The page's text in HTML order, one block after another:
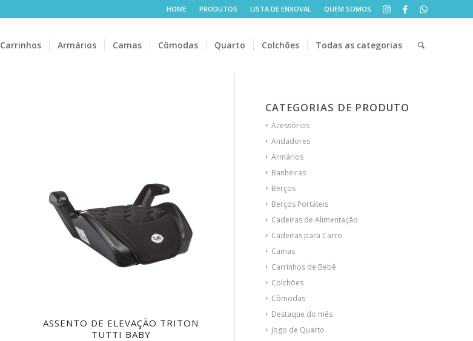
HOME PRODUTOS LISTA DE ENXOVAL QUEM SOMOS
Carrinhos Armários Camas Cômodas Quarto Colchões Todas as categorias
ASSENTO DE ELEVAÇÃO TRITON
TUTTI BABY
CATEGORIAS DE PRODUTO
Acessórios
Andadores
Armários
Banheiras
Berços
Berços Portáteis
Cadeiras de Alimentação
Cadeiras para Carro
Camas
Carrinhos de Bebê
Colchões
Cômodas
Destaque do mês
Jogo de Quarto